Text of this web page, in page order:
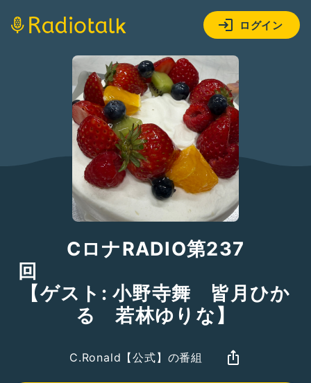
ログイン
CロナRADIO第237
回
【ゲスト: 小野寺舞 皆月ひか
る 若林ゆりな】
C.Ronald【公式】の番組